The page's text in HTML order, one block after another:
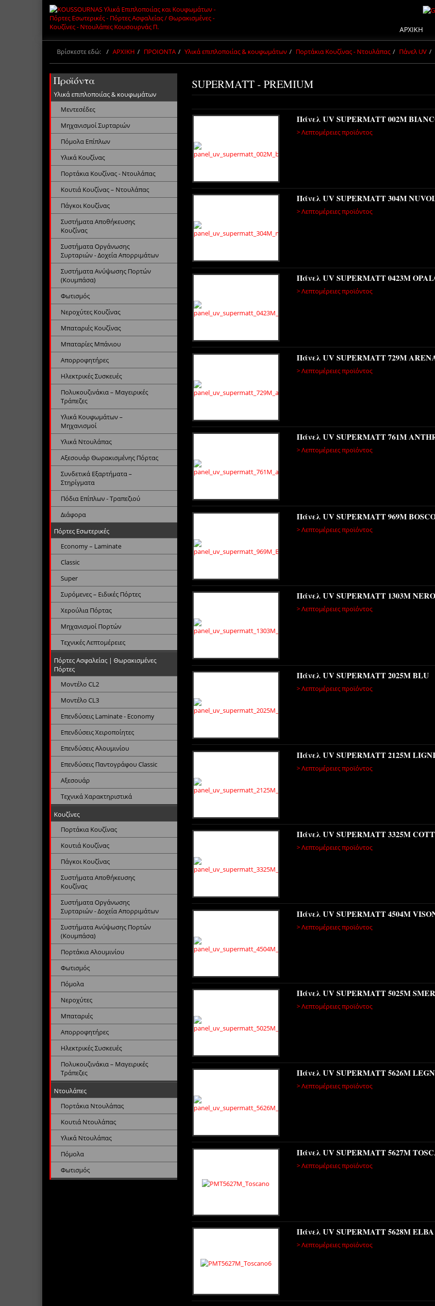
ΑΡΧΙΚΗ
Βρίσκεστε εδώ: ΑΡΧΙΚΗ ΠΡΟΙΟΝΤΑ Υλικά επιπλοποιίας & κουφωμάτων Πορτάκια Κουζίνας - Ντουλάπας Πάνελ UV
SUPERMATT - PREMIUM
Πάνελ UV SUPERMATT 002Μ
> Λεπτομέρειες προϊόντος
Πάνελ UV SUPERMATT 304Μ
> Λεπτομέρειες προϊόντος
Πάνελ UV SUPERMATT 0423Μ
> Λεπτομέρειες προϊόντος
Πάνελ UV SUPERMATT 729Μ
> Λεπτομέρειες προϊόντος
Πάνελ UV SUPERMATT 761Μ
> Λεπτομέρειες προϊόντος
Πάνελ UV SUPERMATT 969Μ
> Λεπτομέρειες προϊόντος
Πάνελ UV SUPERMATT 1303Μ NERO
> Λεπτομέρειες προϊόντος
Πάνελ UV SUPERMATT 2025M BLU
> Λεπτομέρειες προϊόντος
Πάνελ UV SUPERMATT 2125Μ
> Λεπτομέρειες προϊόντος
Πάνελ UV SUPERMATT 3325M
> Λεπτομέρειες προϊόντος
Πάνελ UV SUPERMATT 4504Μ
> Λεπτομέρειες προϊόντος
Πάνελ UV SUPERMATT 5025Μ
> Λεπτομέρειες προϊόντος
Πάνελ UV SUPERMATT 5626Μ
> Λεπτομέρειες προϊόντος
Πάνελ UV SUPERMATT 5627M
> Λεπτομέρειες προϊόντος
Πάνελ UV SUPERMATT 5628M ELBA
> Λεπτομέρειες προϊόντος
Προϊόντα
Υλικά επιπλοποιίας & κουφωμάτων
Μεντεσέδες
Μηχανισμοί Συρταριών
Πόμολα Επίπλων
Υλικά Κουζίνας
Πορτάκια Κουζίνας - Ντουλάπας
Κουτιά Κουζίνας – Ντουλάπας
Πάγκοι Κουζίνας
Συστήματα Αποθήκευσης
Κουζίνας
Συστήματα Οργάνωσης
Συρταριών - Δοχεία Απορριμάτων
Συστήματα Ανύψωσης Πορτών
(Κουμπάσα)
Φωτισμός
Νεροχύτες Κουζίνας
Μπαταριές Κουζίνας
Μπαταρίες Μπάνιου
Απορροφητήρες
Ηλεκτρικές Συσκευές
Πολυκουζινάκια – Μαγειρικές
Τράπεζες
Υλικά Κουφωμάτων –
Μηχανισμοί
Υλικά Ντουλάπας
Αξεσουάρ Θωρακισμένης Πόρτας
Συνδετικά Εξαρτήματα –
Στηρίγματα
Πόδια Επίπλων - Τραπεζιού
Διάφορα
Πόρτες Εσωτερικές
Economy – Laminate
Classic
Super
Συρόμενες – Ειδικές Πόρτες
Χερούλια Πόρτας
Μηχανισμοί Πορτών
Τεχνικές Λεπτομέρειες
Πόρτες Ασφαλείας | Θωρακισμένες
Πόρτες
Μοντέλο CL2
Μοντέλο CL3
Επενδύσεις Laminate - Economy
Επενδύσεις Χειροποίητες
Επενδύσεις Αλουμινίου
Επενδύσεις Παντογράφου Classic
Αξεσουάρ
Τεχνικά Χαρακτηριστικά
Κουζίνες
Πορτάκια Κουζίνας
Κουτιά Κουζίνας
Πάγκοι Κουζίνας
Συστήματα Αποθήκευσης
Κουζίνας
Συστήματα Οργάνωσης
Συρταριών - Δοχεία Απορριμάτων
Συστήματα Ανύψωσης Πορτών
(Κουμπάσα)
Πορτάκια Αλουμινίου
Φωτισμός
Πόμολα
Νεροχύτες
Μπαταριές
Απορροφητήρες
Ηλεκτρικές Συσκευές
Πολυκουζινάκια – Μαγειρικές
Τράπεζες
Ντουλάπες
Πορτάκια Ντουλάπας
Κουτιά Ντουλάπας
Υλικά Ντουλάπας
Πόμολα
Φωτισμός